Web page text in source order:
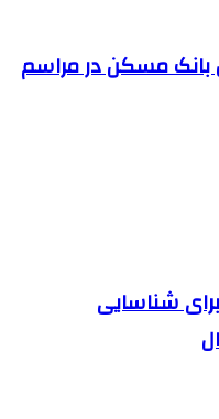
بانک مسکن در مراسم
شناسایی